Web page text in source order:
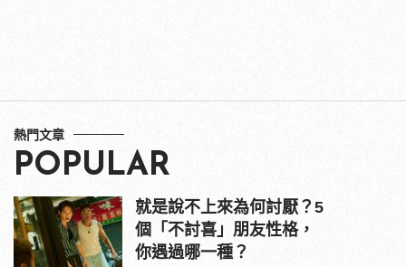
熱門文章
POPULAR
就是說不上來為何討厭？5
個「不討喜」朋友性格，
你遇過哪一種？